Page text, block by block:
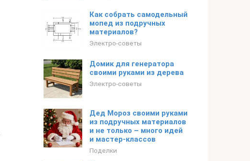
Как собрать самодельный
мопед из подручных
материалов?
Электро-советы
Домик для генератора
своими руками из дерева
Электро-советы
Дед Мороз своими руками
из подручных материалов
и не только – много идей
и мастер-классов
Поделки